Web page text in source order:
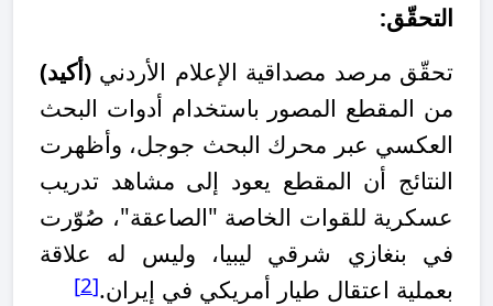
التحقّق:
تحقّق مرصد مصداقية الإعلام الأردني (أكيد)
من المقطع المصور باستخدام أدوات البحث
العكسي عبر محرك البحث جوجل، وأظهرت
النتائج أن المقطع يعود إلى مشاهد تدريب
عسكرية للقوات الخاصة "الصاعقة"، صُوّرت
في بنغازي شرقي ليبيا، وليس له علاقة
بعملية اعتقال طيار أمريكي في إيران.[2]